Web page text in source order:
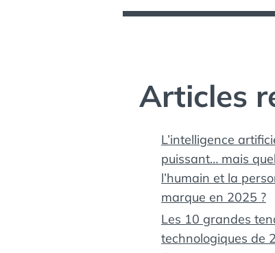
Articles
L’intelligence
puissant… mais
l’humain et la
marque en 2025 ?
Les 10 grandes
technologiques de